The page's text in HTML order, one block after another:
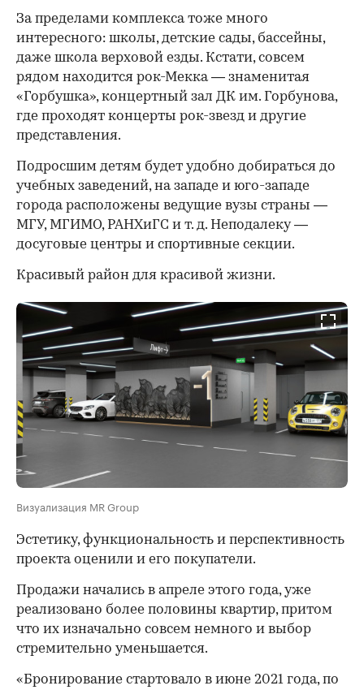
За пределами комплекса тоже много
интересного: школы, детские сады, бассейны,
даже школа верховой езды. Кстати, совсем
рядом находится рок-Мекка — знаменитая
«Горбушка», концертный зал ДК им. Горбунова,
где проходят концерты рок-звезд и другие
представления.
Подросшим детям будет удобно добираться до
учебных заведений, на западе и юго-западе
города расположены ведущие вузы страны —
МГУ, МГИМО, РАНХиГС и т. д. Неподалеку —
досуговые центры и спортивные секции.
Красивый район для красивой жизни.
Визуализация MR Group
Эстетику, функциональность и перспективность
проекта оценили и его покупатели.
Продажи начались в апреле этого года, уже
реализовано более половины квартир, притом
что их изначально совсем немного и выбор
стремительно уменьшается.
«Бронирование стартовало в июне 2021 года, по